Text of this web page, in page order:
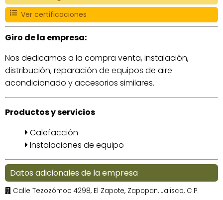
Ver certificaciones
Giro de la empresa:
Nos dedicamos a la compra venta, instalación,
distribución, reparación de equipos de aire
acondicionado y accesorios similares.
Productos y servicios
Calefacción
Instalaciones de equipo
Datos adicionales de la empresa
Calle Tezozómoc 4298, El Zapote, Zapopan, Jalisco, C.P.